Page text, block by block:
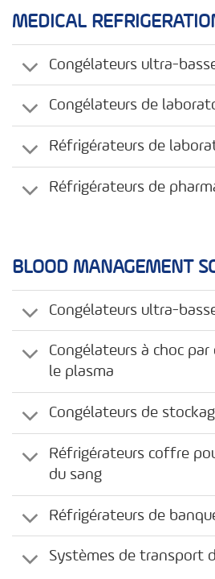
MEDICAL
Congélateurs ultra-
Congélateurs de
Réfrigérateurs de
Réfrigérateurs de
BLOOD MANAGEMENT
Congélateurs ultra-
Congélateurs à choc
le plasma
Congélateurs de
Réfrigérateurs coffre
du sang
Réfrigérateurs de
Systèmes de transport